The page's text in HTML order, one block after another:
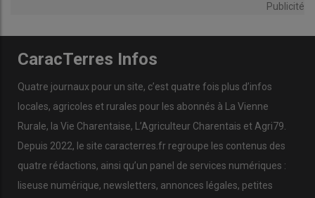
Publicité
CaracTerres Infos
Quatre journaux pour un site, c’est quatre fois plus d’infos
locales, agricoles et rurales pour les abonnés à La Vienne
Rurale, la Vie Charentaise, L’Agriculteur Charentais et Agri79.
Depuis 2022, le site caracterres.fr regroupe les contenus des
quatre rédactions, ainsi qu’un panel de services numériques :
liseuse numérique, newsletters, annonces légales, petites